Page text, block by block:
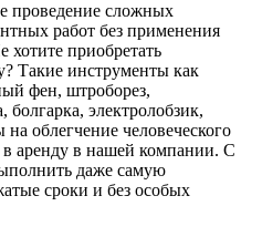
проведение сложных
работ без применения
хотите приобретать
Такие инструменты как
фен, штроборез,
электролобзик,
облегчение человеческого
в аренду в нашей компании. С
даже самую
сроки и без особых